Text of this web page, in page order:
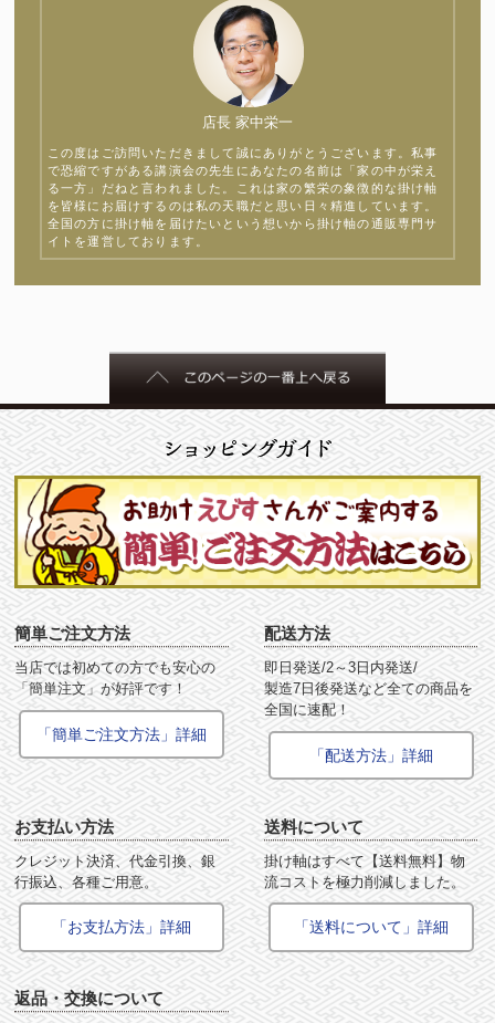
店長 家中栄一
この度はご訪問いただきまして誠にありがとうございます。私事
で恐縮ですがある講演会の先生にあなたの名前は「家の中が栄え
る一方」だねと言われました。これは家の繁栄の象徴的な掛け軸
を皆様にお届けするのは私の天職だと思い日々精進しています。
全国の方に掛け軸を届けたいという想いから掛け軸の通販専門サ
イトを運営しております。
簡単ご注文方法
当店では初めての方でも安心の
「簡単注文」が好評です！
「簡単ご注文方法」詳細
配送方法
即日発送/2～3日内発送/
製造7日後発送など全ての商品を
全国に速配！
「配送方法」詳細
お支払い方法
クレジット決済、代金引換、銀
行振込、各種ご用意。
「お支払方法」詳細
送料について
掛け軸はすべて【送料無料】物
流コストを極力削減しました。
「送料について」詳細
返品・交換について